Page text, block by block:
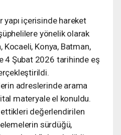
yapı içerisinde hareket
yönelik olarak
Kocaeli, Konya, Batman,
4 Şubat 2026 tarihinde eş
adreslerinde arama
materyale el konuldu.
değerlendirilen
sürdüğü,